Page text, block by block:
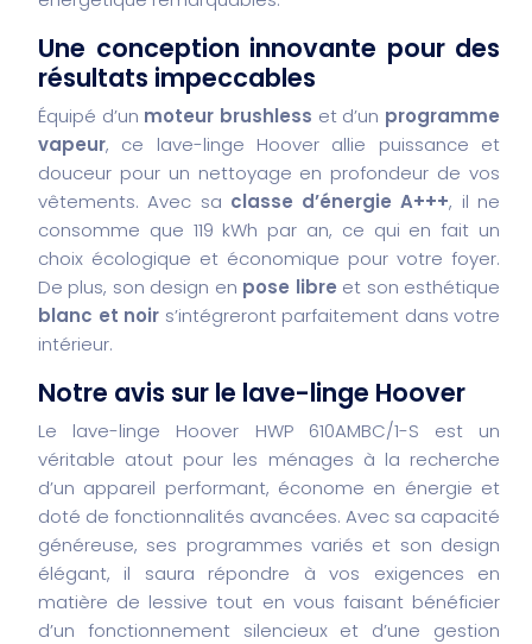
Une conception innovante pour des
résultats impeccables
Équipé d’un moteur brushless et d’un programme
vapeur, ce lave-linge Hoover allie puissance et
douceur pour un nettoyage en profondeur de vos
vêtements. Avec sa classe d’énergie A+++, il ne
consomme que 119 kWh par an, ce qui en fait un
choix écologique et économique pour votre foyer.
De plus, son design en pose libre et son esthétique
blanc et noir s’intégreront parfaitement dans votre
intérieur.
Notre avis sur le lave-linge Hoover
Le lave-linge Hoover HWP 610AMBC/1-S est un
véritable atout pour les ménages à la recherche
d’un appareil performant, économe en énergie et
doté de fonctionnalités avancées. Avec sa capacité
généreuse, ses programmes variés et son design
élégant, il saura répondre à vos exigences en
matière de lessive tout en vous faisant bénéficier
d’un fonctionnement silencieux et d’une gestion